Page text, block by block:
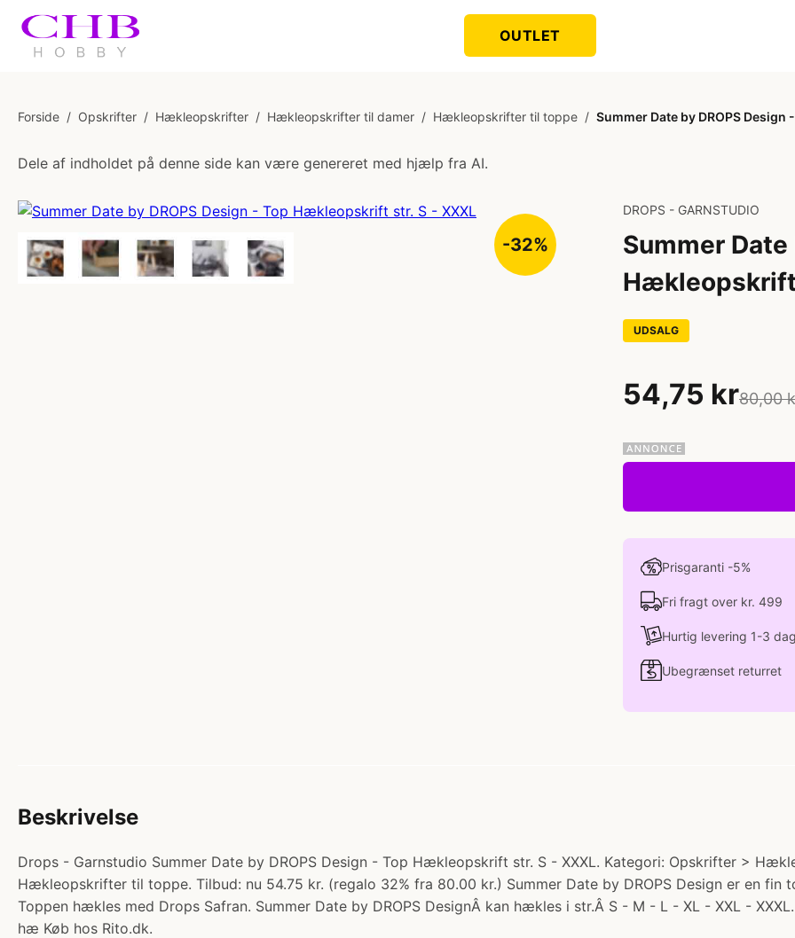
OUTLET
Forside / Opskrifter / Hækleopskrifter / Hækleopskrifter til damer / Hækleopskrifter til toppe / Summer Date by DROPS
Dele af indholdet på denne side kan være genereret med hjælp fra AI.
-32%
DROPS - GARNSTUDIO
Summer Date
Hækleopskrift
UDSALG
54,75 kr80,00
Prisgaranti -5%
Fri fragt over kr. 499
Hurtig levering 1-3
Ubegrænset returret
Beskrivelse
Drops - Garnstudio Summer Date by DROPS Design - Top Hækleopskrift str. S - XXXL. Kategori: Opskrifter >
Hækleopskrifter til toppe. Tilbud: nu 54.75 kr. (regalo 32% fra 80.00 kr.) Summer Date by DROPS Design er en
Toppen hækles med Drops Safran. Summer Date by DROPS DesignÂ kan hækles i str.Â S - M - L - XL - XXL -
hæ Køb hos Rito.dk.